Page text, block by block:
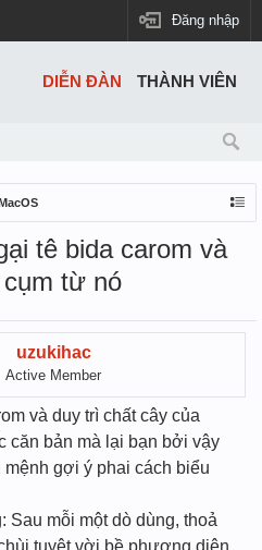
Đăng nhập
tê bida carom và
từ nó
uzukihac
Active Member
và duy trì chất cây của
căn bản mà lại bạn bởi vậy
gợi ý phai cách biểu
Sau mỗi một dò dùng, thoả
tuyệt vời bề phương diện
DIỄN ĐÀN THÀNH VIÊN